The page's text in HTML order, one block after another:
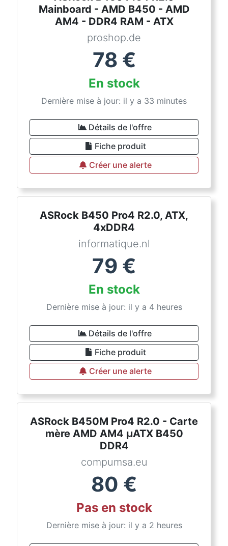
Mainboard - AMD B450 - AMD
AM4 - DDR4 RAM - ATX
proshop.de
78 €
En stock
Dernière mise à jour: il y a 33 minutes
Détails de l'offre
Fiche produit
Créer une alerte
ASRock B450 Pro4 R2.0, ATX,
4xDDR4
informatique.nl
79 €
En stock
Dernière mise à jour: il y a 4 heures
Détails de l'offre
Fiche produit
Créer une alerte
ASRock B450M Pro4 R2.0 - Carte
mère AMD AM4 µATX B450
DDR4
compumsa.eu
80 €
Pas en stock
Dernière mise à jour: il y a 2 heures